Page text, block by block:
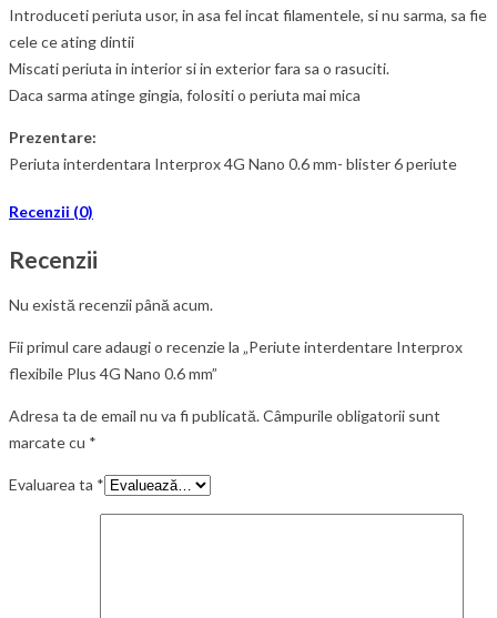
Introduceti periuta usor, in asa fel incat filamentele, si nu sarma, sa fie
cele ce ating dintii
Miscati periuta in interior si in exterior fara sa o rasuciti.
Daca sarma atinge gingia, folositi o periuta mai mica
Prezentare:
Periuta interdentara Interprox 4G Nano 0.6 mm- blister 6 periute
Recenzii (0)
Recenzii
Nu există recenzii până acum.
Fii primul care adaugi o recenzie la „Periute interdentare Interprox
flexibile Plus 4G Nano 0.6 mm”
Adresa ta de email nu va fi publicată.Câmpurile obligatorii sunt
marcate cu *
Evaluarea ta *